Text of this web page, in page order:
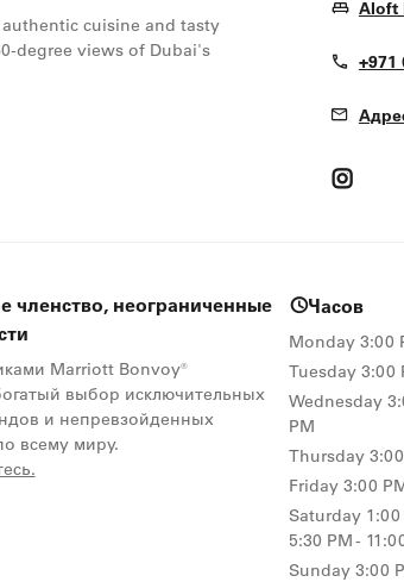
cuisine and tasty
degree views of Dubai's
Aloft
+971
членство, неограниченные
Marriott Bonvoy®
выбор исключительных
и непревзойденных
всему миру.
opens in new window
Часов
Monday 3:00
Tuesday 3:00
Wednesday
PM
Thursday
Friday 3:00
Saturday
5:30 PM -
Sunday 3:00